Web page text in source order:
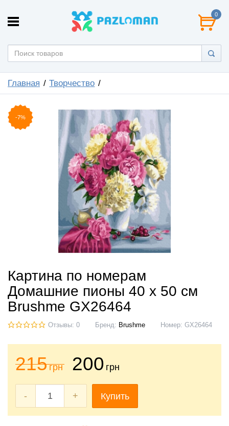
0
Главная Творчество
-7%
Картина по номерам
Домашние пионы 40 х 50 см
Brushme GX26464
Отзывы: 0 Бренд: Brushme Номер: GX26464
215грн 200 грн
- + Купить